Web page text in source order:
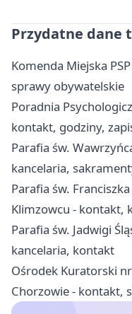
Przydatne dane
Komenda Miejska
sprawy obywatelskie
Poradnia
kontakt, godziny,
Parafia św.
kancelaria,
Parafia św.
Klimzowcu - kontakt,
Parafia św. Jadwigi
kancelaria, kontakt
Ośrodek Kuratorski
Chorzowie - kontakt,